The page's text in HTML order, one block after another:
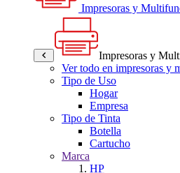
Impresoras y
Impresoras y
Ver todo en impresoras y
Tipo de Uso
Hogar
Empresa
Tipo de Tinta
Botella
Cartucho
Marca
HP